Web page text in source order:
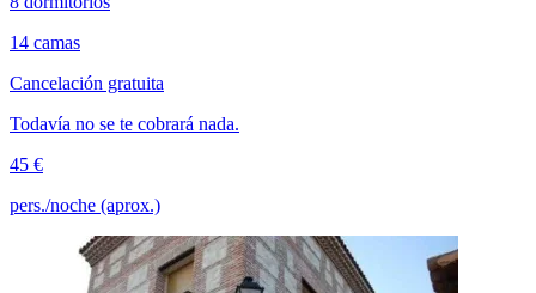
14 camas
Cancelación gratuita
Todavía no se te cobrará nada.
45 €
pers./noche (aprox.)